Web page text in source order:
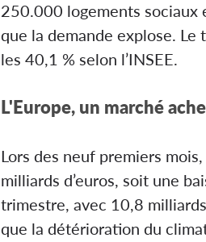
250.000 logements sociaux
que la demande explose. Le
les 40,1 % selon l’INSEE.
L'Europe, un marché
Lors des neuf premiers
milliards d’euros, soit une
trimestre, avec 10,8
que la détérioration du